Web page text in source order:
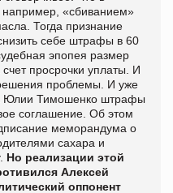
например, «сбиванием»
Тогда признание
себе штрафы в 60
эпопея размер
просрочки уплаты. И
решения проблемы. И уже
Юлии Тимошенко штрафы
соглашение. Об этом
меморандума о
сахара и
Но реализации этой
Алексей
оппонент